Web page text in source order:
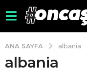
ANA SAYFA albania
albania